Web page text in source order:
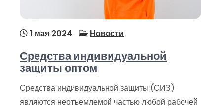
1 мая 2024 Новости
Средства индивидуальной
защиты оптом
Средства индивидуальной защиты (СИЗ)
являются неотъемлемой частью любой рабочей